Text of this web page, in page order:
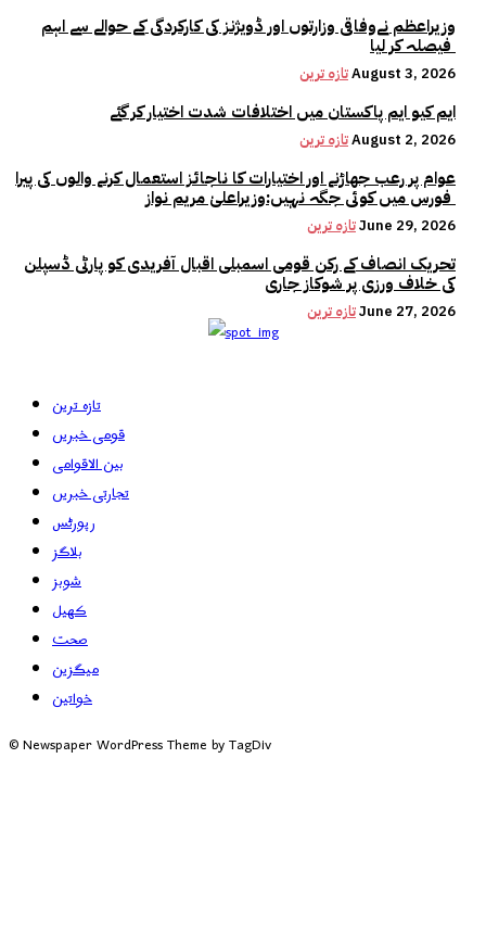
وزیراعظم نےوفاقی وزارتوں اور ڈویژنز کی کارکردگی کے حوالے سے اہم
تازہ ترینAugust 3, 2026
ایم کیو ایم پاکستان میں اختلافات شدت اختیار کر گئے
تازہ ترینAugust 2, 2026
عوام پر رعب جھاڑنے اور اختیارات کا ناجائز استعمال کرنے والوں کی پیرا
تازہ ترینJune 29, 2026
تحریک انصاف کے رکن قومی اسمبلی اقبال آفریدی کو پارٹی ڈسپلن
کی خلاف ورزی پر شوکاز جاری
تازہ ترینJune 27, 2026
تازہ ترین
قومی خبریں
بین الاقوامی
تجارتی خبریں
رپورٹس
بلاگز
شوبز
کھیل
صحت
میگزین
خواتین
© Newspaper WordPress Theme by TagDiv